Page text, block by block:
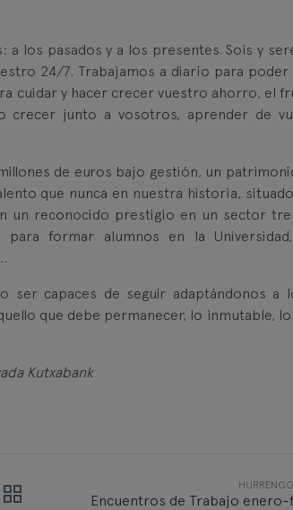
los pasados y a los presentes. Sois y
24/7. Trabajamos a diario para
cuidar y hacer crecer vuestro ahorro, el
junto a vosotros, aprender de
de euros bajo gestión, un
que nunca en nuestra historia,
un reconocido prestigio en un sector
formar alumnos en la
capaces de seguir adaptándonos a
que debe permanecer, lo inmutable,
Kutxabank
Encuentros de Trabajo